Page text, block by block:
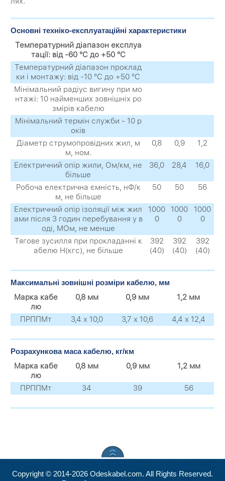
Основні техніко-експлуатаційні характеристики
Температурний діапазон експлуа
тації: від -60 °C до +50 °C
Температурний діапазон проклад
ки і монтажу: від -10 °C до +50 °C
Мінімальний радіус вигину при мо
нтажі: 10 найменших зовнішніх ро
змірів кабелю
Мінімальний термін служби - 10 р
оків
Діаметр струмопровідних жил, м
м, ном.
0,8 0,9 1,2
Електричний опір жили, Ом/км, не
більше
36,0 28,4 16,0
Робоча електрична ємність, нФ/к
м, не більше
50 50 56
Електричний опір ізоляції між жил
ами після 3 годин перебування у в
оді, МОм, не менше
1000
0
1000
0
1000
0
Тягове зусилля при прокладанні к
абелю Н(кгс), не більше
392
(40)
392
(40)
392
(40)
Максимальні зовнішні розміри кабелю, мм
Марка кабе
лю
0,8 мм 0,9 мм 1,2 мм
ПРППМт 3,4 х 10,0 3,7 х 10,6 4,4 х 12,4
Розрахункова маса кабелю, кг/км
Марка кабе
лю
0,8 мм 0,9 мм 1,2 мм
ПРППМт 34 39 56
Copyright © 2014-2026 Odeskabel.com. All Rights Reserved.